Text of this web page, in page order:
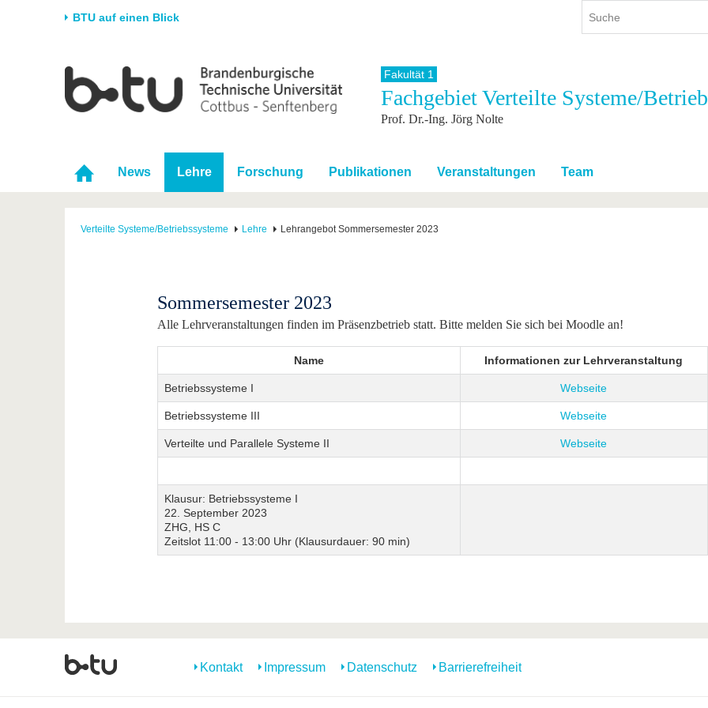
BTU auf einen Blick
Universität
Karriere & Engagement
Partnerschaften &
Strukturwandel
Forschung
Förderung
Wissenschaftlicher
Nachwuchs
Studium
Studienangebot
Im Studium
Nach dem Studium
International
Internationales Profil
Mit der BTU ins Ausland
Für internationale
Studierende
Weiterbildung
Fakultät 1
Fachgebiet Verteilte Systeme/
Prof. Dr.-Ing. Jörg Nolte
News Lehre Forschung Publikationen Veranstaltungen Team
Verteilte Systeme/Betriebssysteme Lehre Lehrangebot Sommersemester 2023
Sommersemester 2023
Alle Lehrveranstaltungen finden im Präsenzbetrieb statt. Bitte melden Sie sich bei Moodle an!
Name Informationen zur Lehrveranstaltung
Betriebssysteme I Webseite
Betriebssysteme III Webseite
Verteilte und Parallele Systeme II Webseite
Klausur: Betriebssysteme I
22. September 2023
ZHG, HS C
Zeitslot 11:00 - 13:00 Uhr (Klausurdauer: 90 min)
Kontakt Impressum Datenschutz Barrierefreiheit